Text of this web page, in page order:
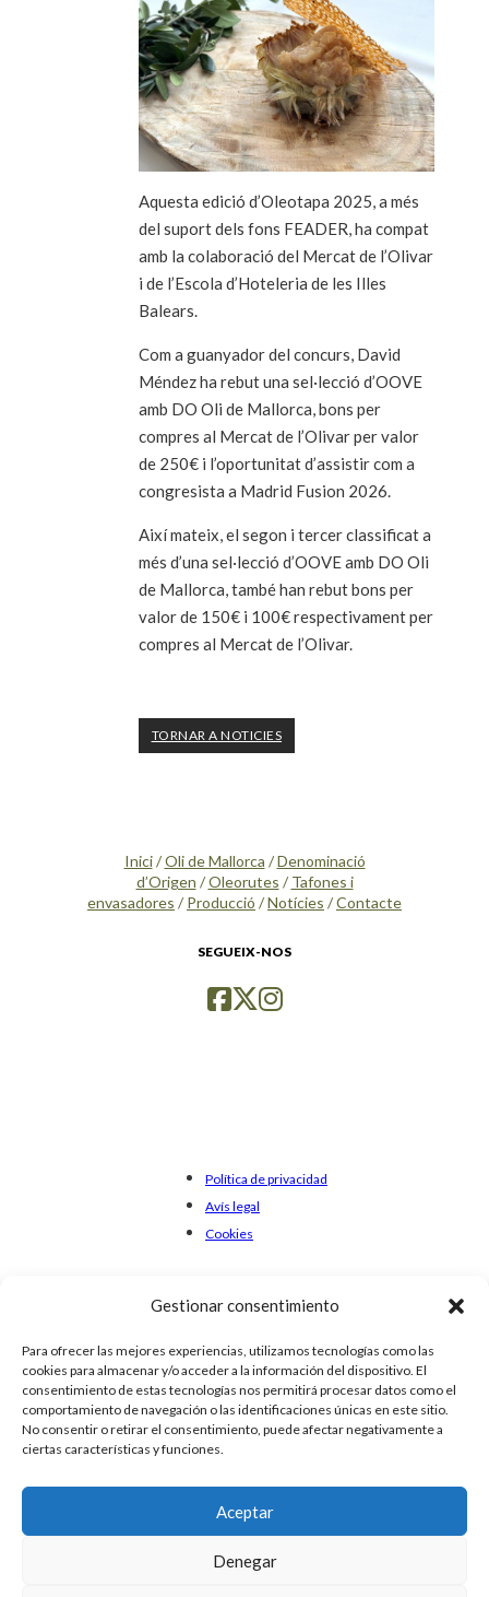
Gestionar consentimiento
Para ofrecer las mejores experiencias, utilizamos tecnologías como las
cookies para almacenar y/o acceder a la información del dispositivo. El
consentimiento de estas tecnologías nos permitirá procesar datos como el
comportamiento de navegación o las identificaciones únicas en este sitio.
No consentir o retirar el consentimiento, puede afectar negativamente a
ciertas características y funciones.
Aceptar
Denegar
Aquesta edició d’Oleotapa 2025, a més
del suport dels fons FEADER, ha compat
amb la colaboració del Mercat de l’Olivar
i de l’Escola d’Hoteleria de les Illes
Balears.
Com a guanyador del concurs, David
Méndez ha rebut una sel·lecció d’OOVE
amb DO Oli de Mallorca, bons per
compres al Mercat de l’Olivar per valor
de 250€ i l’oportunitat d’assistir com a
congresista a Madrid Fusion 2026.
Així mateix, el segon i tercer classificat a
més d’una sel·lecció d’OOVE amb DO Oli
de Mallorca, també han rebut bons per
valor de 150€ i 100€ respectivament per
compres al Mercat de l’Olivar.
TORNAR A NOTICIES
Inici/Oli de Mallorca /Denominació
d’Origen /Oleorutes / Tafones i
envasadores / Producció /Notícies /Contacte
SEGUEIX-NOS
Política de privacidad
Avís legal
Cookies